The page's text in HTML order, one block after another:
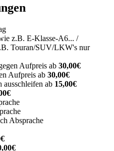
z.B. E-Klasse-A6... /
Touran/SUV/LKW's nur
Aufpreis ab 30,00€
Aufpreis ab 30,00€
ab 15,00€
Absprache